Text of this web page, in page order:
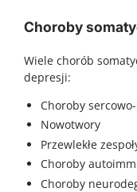
Choroby
Wiele chorób
depresji:
Choroby
Nowotwory
Przewlekłe
Choroby
Choroby